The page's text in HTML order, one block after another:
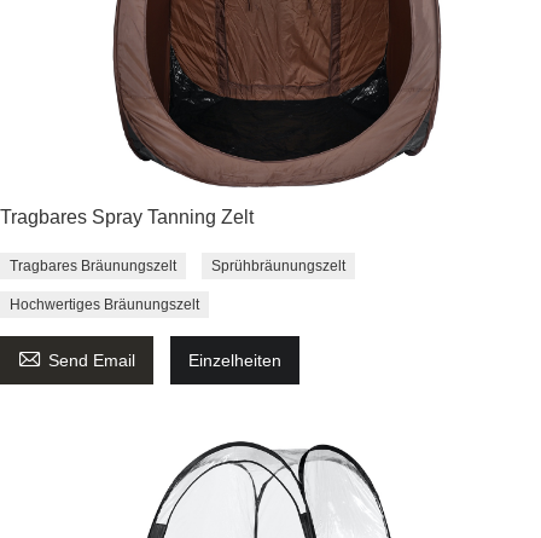
Tragbares Spray Tanning Zelt
Tragbares Bräunungszelt Sprühbräunungszelt
Hochwertiges Bräunungszelt
 Send Email Einzelheiten